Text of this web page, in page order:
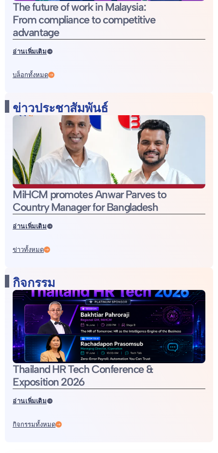
The future of work in Malaysia:
From compliance to competitive
advantage
อ่านเพิ่มเติม
บล็อกทั้งหมด
ข่าวประชาสัมพันธ์
MiHCM promotes Anwar Parves to
Country Manager for Bangladesh
อ่านเพิ่มเติม
ข่าวทั้งหมด
กิจกรรม
Thailand HR Tech Conference &
Exposition 2026
อ่านเพิ่มเติม
กิจกรรมทั้งหมด